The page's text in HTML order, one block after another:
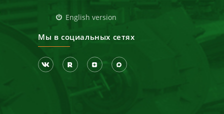
English version
Мы в социальных сетях